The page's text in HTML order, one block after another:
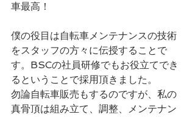
車最高！
僕の役目は自転車メンテナンスの技術
をスタッフの方々に伝授することで
す。BSCの社員研修でもお役立てでき
るということで採用頂きました。
勿論自転車販売もするのですが、私の
真骨頂は組み立て、調整、メンテナン